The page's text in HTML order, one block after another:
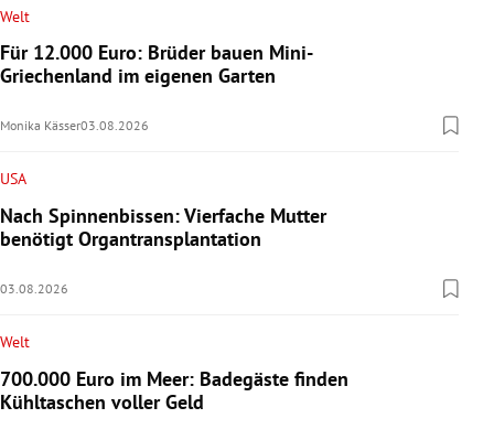
Welt
Für 12.000 Euro: Brüder bauen Mini-
Griechenland im eigenen Garten
Monika Kässer03.08.2026
USA
Nach Spinnenbissen: Vierfache Mutter
benötigt Organtransplantation
03.08.2026
Welt
700.000 Euro im Meer: Badegäste finden
Kühltaschen voller Geld